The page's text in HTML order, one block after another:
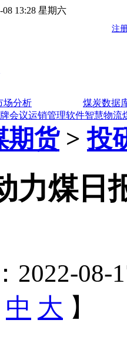
08 13:28 星期六
场分析
煤炭数据
会议运销管理软件智慧物流
期货>投
力煤日
2022-08-
中 大 】